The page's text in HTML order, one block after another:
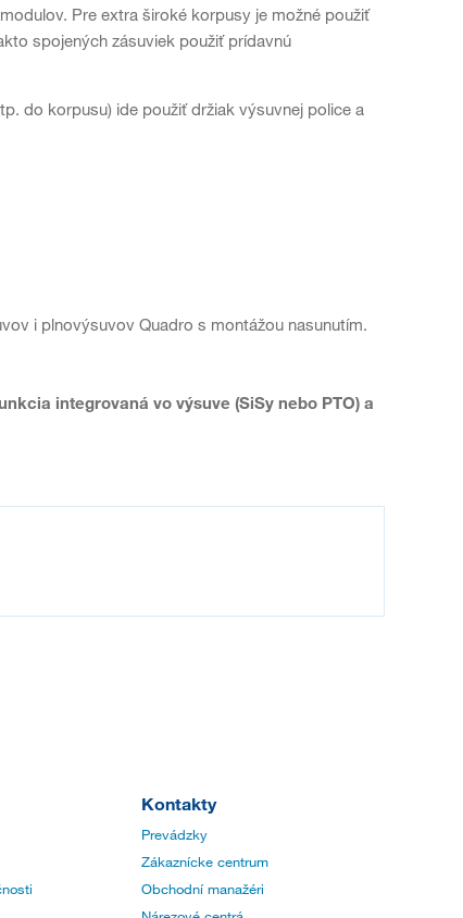
Pre extra široké korpusy je možné použiť
spojených zásuviek použiť prídavnú
do korpusu) ide použiť držiak výsuvnej police a
i plnovýsuvov Quadro s montážou nasunutím.
integrovaná vo výsuve (SiSy nebo PTO) a
Kontakty
Prevádzky
Zákaznícke centrum
Obchodní manažéri